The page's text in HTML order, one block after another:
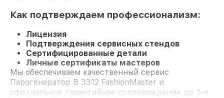
Как подтверждаем профессионализм:
Лицензия
Подтверждения сервисных стендов
Сертифицированные детали
Личные сертификаты мастеров
Мы обеспечиваем качественный сервис
Парогенератор B 3312 FashionMaster и
официальное гарантийное сопровождение до 3-х